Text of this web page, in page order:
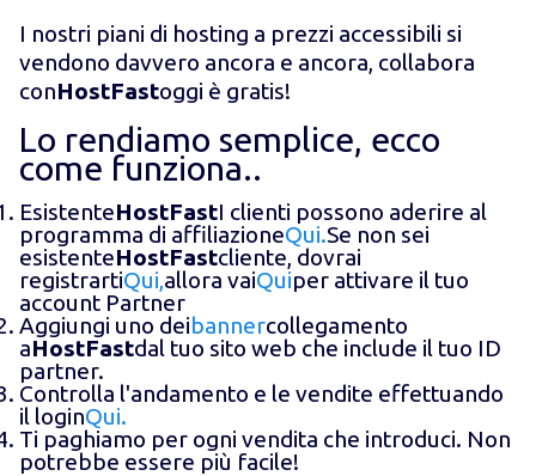
I nostri piani di hosting a prezzi accessibili si
vendono davvero ancora e ancora, collabora
conHostFastoggi è gratis!
Lo rendiamo semplice, ecco
come funziona..
EsistenteHostFastI clienti possono aderire al
programma di affiliazioneQui.Se non sei
esistenteHostFastcliente, dovrai
registrartiQui,allora vaiQuiper attivare il tuo
account Partner
Aggiungi uno deibannercollegamento
aHostFastdal tuo sito web che include il tuo ID
partner.
Controlla l'andamento e le vendite effettuando
il loginQui.
Ti paghiamo per ogni vendita che introduci. Non
potrebbe essere più facile!